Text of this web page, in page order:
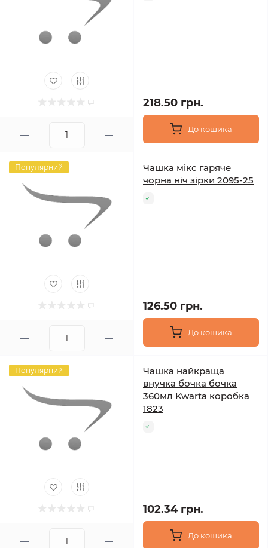
218.50 грн.
До кошика
Популярний
Чашка мікс гаряче
чорна ніч зірки 2095-25
126.50 грн.
До кошика
Популярний
Чашка найкраща
внучка бочка бочка
360мл Kwarta коробка
1823
102.34 грн.
До кошика